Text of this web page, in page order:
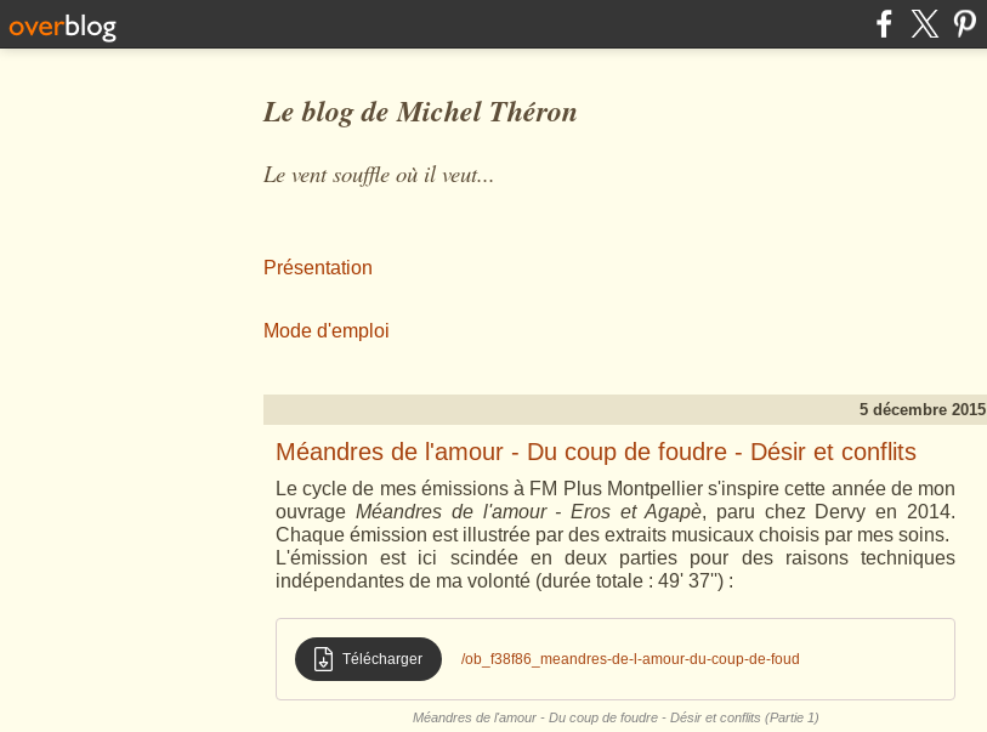
Le blog de Michel Théron
Le vent souffle où il veut...
Présentation
Mode d'emploi
5 décembre 2015
Méandres de l'amour - Du coup de foudre - Désir et conflits
Le cycle de mes émissions à FM Plus Montpellier s'inspire cette année de mon
ouvrage Méandres de l'amour - Eros et Agapè, paru chez Dervy en 2014.
Chaque émission est illustrée par des extraits musicaux choisis par mes soins.
L'émission est ici scindée en deux parties pour des raisons techniques
indépendantes de ma volonté (durée totale : 49' 37'') :
Télécharger /ob_f38f86_meandres-de-l-amour-du-coup-de-foud
Méandres de l'amour - Du coup de foudre - Désir et conflits (Partie 1)